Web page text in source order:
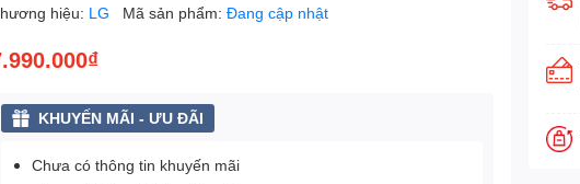
hiệu: LG Mã sản phẩm:Đang cập nhật
KHUYẾN MÃI - ƯU ĐÃI
Chưa có thông tin khuyến mãi